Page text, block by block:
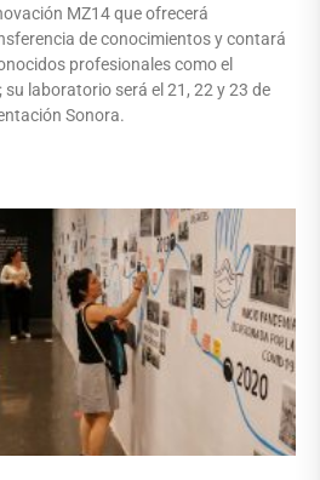
MZ14 que ofrecerá
de conocimientos y contará
profesionales como el
laboratorio será el 21, 22 y 23 de
Sonora.